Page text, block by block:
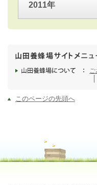
2011年
ご
このページの先頭へ